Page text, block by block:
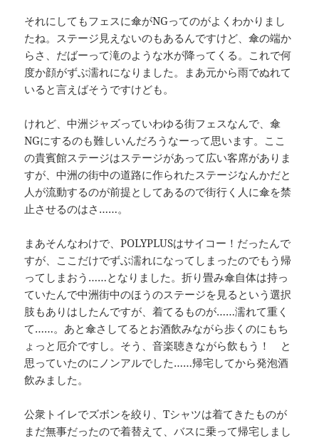
それにしてもフェスに傘がNGってのがよくわかりまし
たね。ステージ見えないのもあるんですけど、傘の端か
らさ、だばーって滝のような水が降ってくる。これで何
度か顔がずぶ濡れになりました。まあ元から雨でぬれて
いると言えばそうですけども。
けれど、中洲ジャズっていわゆる街フェスなんで、傘
NGにするのも難しいんだろうなーって思います。ここ
の貴賓館ステージはステージがあって広い客席がありま
すが、中洲の街中の道路に作られたステージなんかだと
人が流動するのが前提としてあるので街行く人に傘を禁
止させるのはさ……。
まあそんなわけで、POLYPLUSはサイコー！だったんで
すが、ここだけでずぶ濡れになってしまったのでもう帰
ってしまおう……となりました。折り畳み傘自体は持っ
ていたんで中洲街中のほうのステージを見るという選択
肢もありはしたんですが、着てるものが……濡れて重く
て……。あと傘さしてるとお酒飲みながら歩くのにもち
ょっと厄介ですし。そう、音楽聴きながら飲もう！ と
思っていたのにノンアルでした……帰宅してから発泡酒
飲みました。
公衆トイレでズボンを絞り、Tシャツは着てきたものが
まだ無事だったので着替えて、バスに乗って帰宅しまし